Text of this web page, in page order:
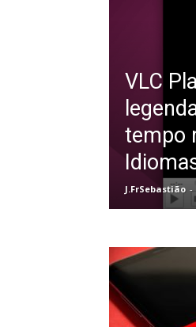
VLC
tempo
J.FrSebastião -